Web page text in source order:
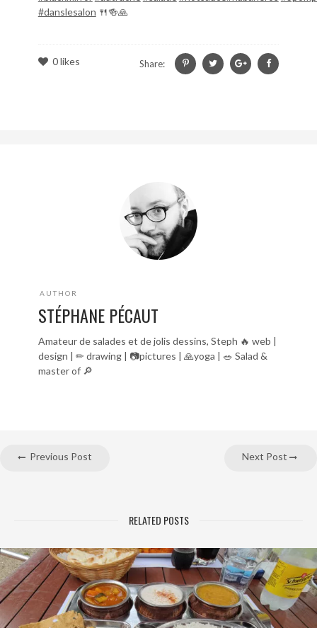
#danslesalon 🍴🍻🙏
0likes Share:
AUTHOR
STÉPHANE PÉCAUT
Amateur de salades et de jolis dessins, Steph 🔥 web |
design | ✏ drawing | 📷pictures | 🙏yoga | 🥗 Salad &
master of 🔎
Previous Post Next Post
RELATED POSTS